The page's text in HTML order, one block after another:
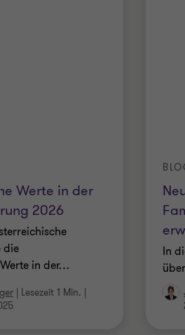
Werte in der
2026
die
in der…
Lesezeit 1 Min.
In